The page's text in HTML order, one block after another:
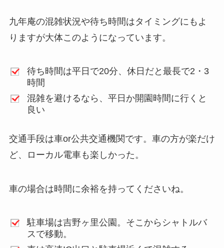
九年庵の混雑状況や待ち時間はタイミングにもよ
りますが大体このようになっています。
待ち時間は平日で20分、休日だと最長で2・3
時間
混雑を避けるなら、平日か開園時間に行くと
良い
交通手段は車or公共交通機関です。車の方が楽だけ
ど、ローカル電車も楽しかった。
車の場合は時間に余裕を持ってくださいね。
駐車場は吉野ヶ里公園。そこからシャトルバ
スで移動。